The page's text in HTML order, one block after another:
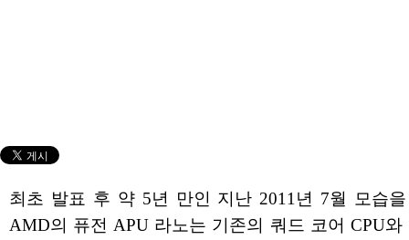
최초 발표 후 약 5년 만인 지난 2011년 7월 모습
AMD의 퓨전 APU 라노는 기존의 쿼드 코어 CPU와